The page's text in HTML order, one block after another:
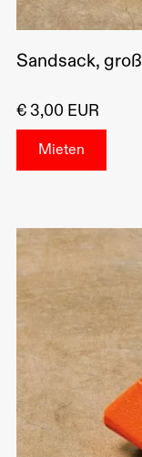
Sandsack, groß
€ 3,00 EUR